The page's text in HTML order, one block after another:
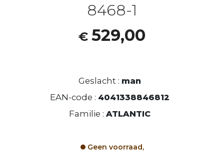
8468-1
€ 529,00
Geslacht : man
EAN-code : 4041338846812
Familie : ATLANTIC
Geen voorraad,